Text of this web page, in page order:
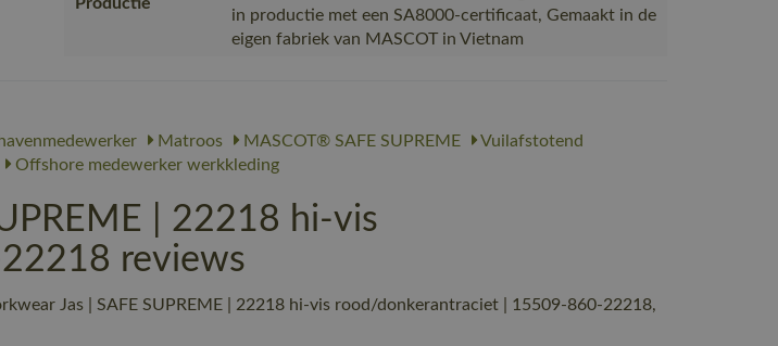
in productie met een SA8000-certificaat, Gemaakt in de
eigen fabriek van MASCOT in Vietnam
Matroos MASCOT® SAFE SUPREME
Vuilafstotend
Offshore medewerker werkkleding
| 22218 hi-vis
reviews
Jas | SAFE SUPREME | 22218 hi-vis rood/donkerantraciet | 15509-860-22218,